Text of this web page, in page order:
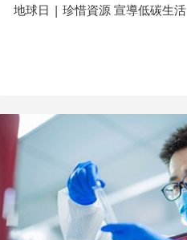
地球日 | 珍惜資源 宣導低碳生活